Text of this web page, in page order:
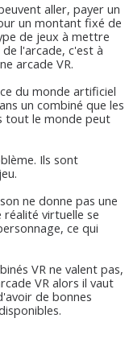
aller, payer un
un montant fixé de
de jeux à mettre
l'arcade, c'est à
arcade VR.
du monde artificiel
un combiné que les
tout le monde peut
Ils sont
ne donne pas une
réalité virtuelle se
ce qui
VR ne valent pas,
VR alors il vaut
de bonnes